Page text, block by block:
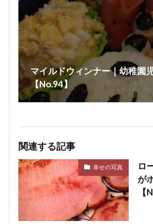
マイルドウィンナー｜幼稚園
【No.94】
関連する記事
幸せの写真
ロ
が
【